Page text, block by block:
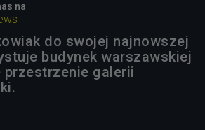
na
do swojej najnowszej
budynek warszawskiej
przestrzenie galerii